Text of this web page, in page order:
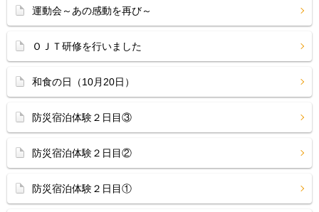
運動会～あの感動を再び～
ＯＪＴ研修を行いました
和食の日（10月20日）
防災宿泊体験２日目③
防災宿泊体験２日目②
防災宿泊体験２日目①